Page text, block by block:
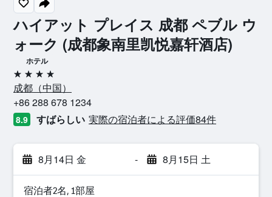
ハイアット プレイス 成都 ペブル ウ
ォーク (成都象南里凯悦嘉轩酒店)
ホテル
4つ星
成都​（中国​）​
+86 288 678 1234
8.9 すばらしい 実際の宿泊者による評価84​件
8月14日 金 - 8月15日 土
宿泊者2名, 1​部屋